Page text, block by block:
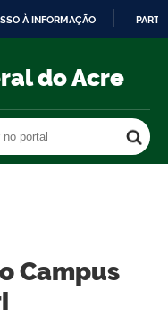
À INFORMAÇÃO
do Acre
Buscar no portal
Campus